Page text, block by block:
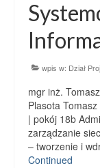
wpis w: Dział
mgr inż.
Plasota
| pokój 18b
zarządzanie
– tworzenie i
Continued